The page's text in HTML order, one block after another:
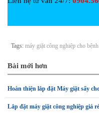
Tags: máy giặt công nghiệp cho
Bài mới hơn
Hoàn thiện lắp đặt Máy giặt sấy
Lắp đặt máy giặt công nghiệp giá